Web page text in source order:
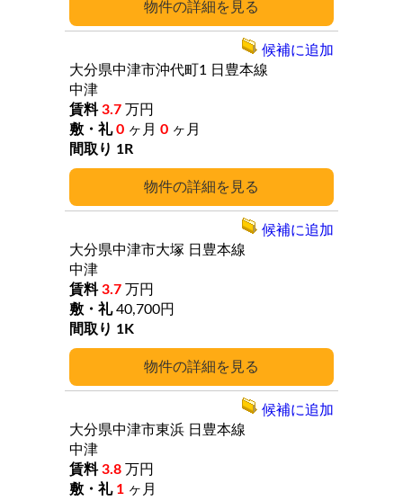
詳細
詳細
大分県中津市沖代町1
日豊本線
中津
3.7 万円
0 ヶ月 0 ヶ月
1R
候補に追加
詳細
大分県中津市大塚 日豊本線
中津
3.7 万円
40,700円
1K
候補に追加
大分県中津市東浜 日豊本線
中津
3.8 万円
1 ヶ月
候補に追加